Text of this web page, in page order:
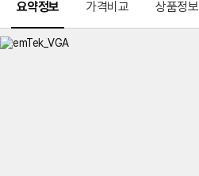
요약정보 가격비교 상품정보